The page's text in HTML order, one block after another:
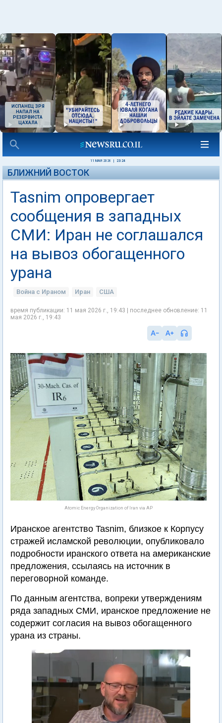
ИСПАНЕЦ ЗРЯ
НАПАЛ НА
РЕЗЕРВИСТА
ЦАХАЛА
11 МАЯ 2026 23:24
БЛИЖНИЙ ВОСТОК
Tasnim опровергает
сообщения в западных
СМИ: Иран не соглашался
на вывоз обогащенного
урана
Война с Ираном Иран США
время публикации: 11 мая 2026 г., 19:43 | последнее обновление: 11
мая 2026 г., 19:43
Atomic Energy Organization of Iran via AP
Иранское агентство Tasnim, близкое к Корпусу
стражей исламской революции, опубликовало
подробности иранского ответа на американские
предложения, ссылаясь на источник в
переговорной команде.
По данным агентства, вопреки утверждениям
ряда западных СМИ, иранское предложение не
содержит согласия на вывоз обогащенного
урана из страны.